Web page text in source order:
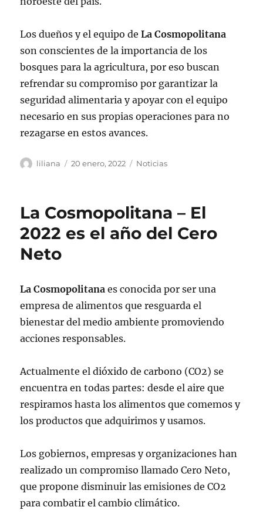
Los dueños y el equipo deLa Cosmopolitana
son conscientes de la importancia de los
bosques para la agricultura, por eso buscan
refrendar su compromiso por garantizar la
seguridad alimentaria y apoyar con el equipo
necesario en sus propias operaciones para no
rezagarse en estos avances.
Autor
liliana
Publicado
20 enero, 2022 Categorías
Noticias
La Cosmopolitana – El
2022 es el año del Cero
Neto
La Cosmopolitana es conocida por ser una
empresa de alimentos que resguarda el
bienestar del medio ambiente promoviendo
acciones responsables.
Actualmente el dióxido de carbono (CO2) se
encuentra en todas partes: desde el aire que
respiramos hasta los alimentos que comemos y
los productos que adquirimos y usamos.
Los gobiernos, empresas y organizaciones han
realizado un compromiso llamado Cero Neto,
que propone disminuir las emisiones de CO2
para combatir el cambio climático.